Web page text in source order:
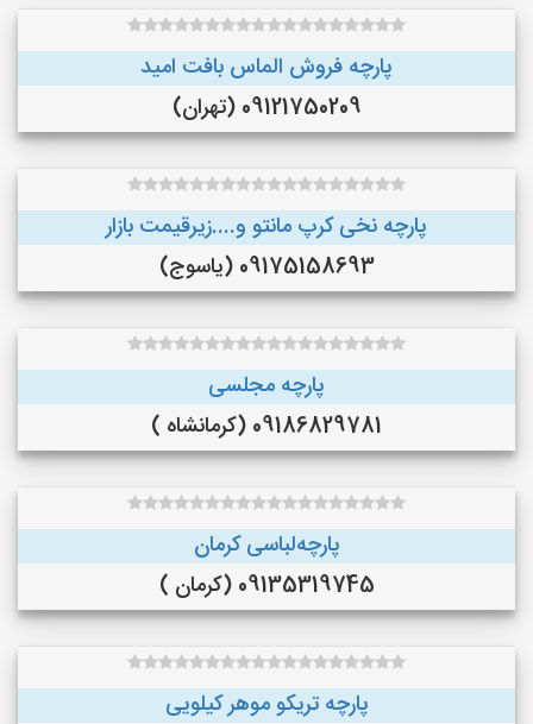
پارچه فروش الماس بافت امید
09121750209 (تهران)
پارچه نخی کرپ مانتو و....زیرقیمت بازار
09175158693 (یاسوج)
پارچه مجلسی
09186829781 (کرمانشاه )
پارچه‌لباسی کرمان
09135319745 (کرمان )
پارچه تریکو موهر کیلویی